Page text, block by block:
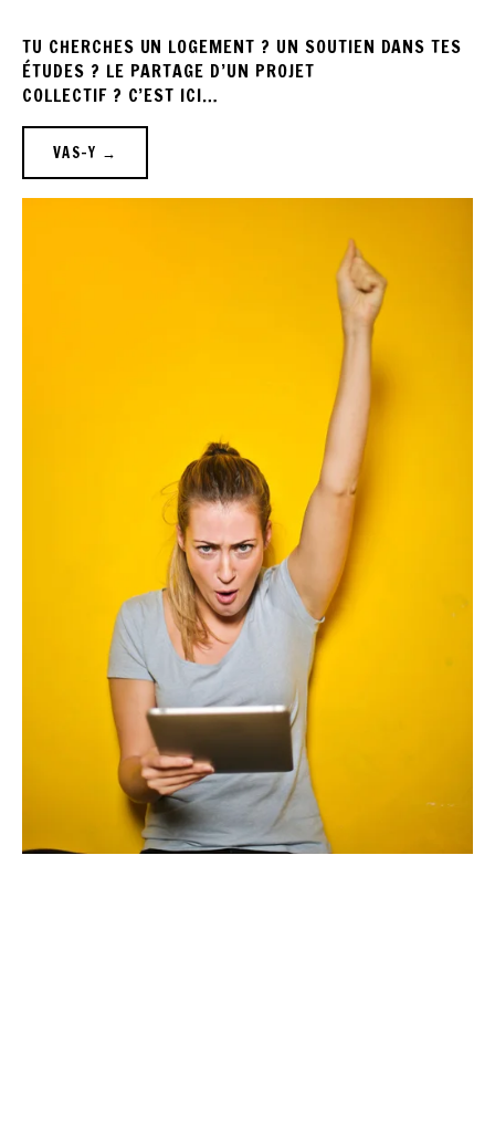
TU CHERCHES UN LOGEMENT ? UN SOUTIEN DANS TES
ÉTUDES ? LE PARTAGE D’UN PROJET
COLLECTIF ? C’EST ICI…
VAS-Y →